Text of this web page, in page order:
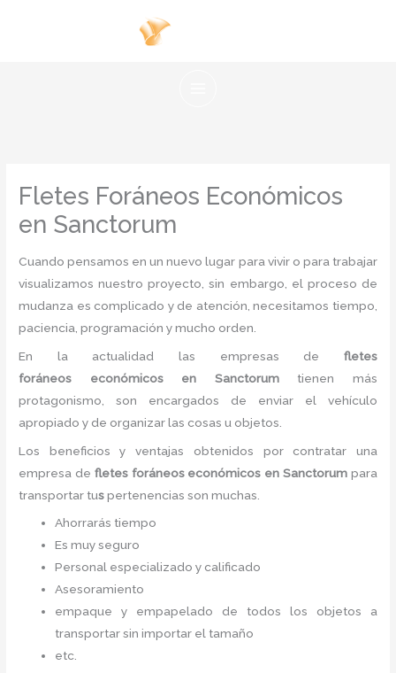
Fletes Foráneos Económicos
en Sanctorum
Cuando pensamos en un nuevo lugar para vivir o para trabajar
visualizamos nuestro proyecto, sin embargo, el proceso de
mudanza es complicado y de atención, necesitamos tiempo,
paciencia, programación y mucho orden.
En la actualidad las empresas de fletes
foráneos económicos en Sanctorum tienen más
protagonismo, son encargados de enviar el vehículo
apropiado y de organizar las cosas u objetos.
Los beneficios y ventajas obtenidos por contratar una
empresa de fletes foráneos económicos en Sanctorum para
transportar tuspertenencias son muchas.
Ahorrarás tiempo
Es muy seguro
Personal especializado y calificado
Asesoramiento
empaque y empapelado de todos los objetos a
transportar sin importar el tamaño
etc.